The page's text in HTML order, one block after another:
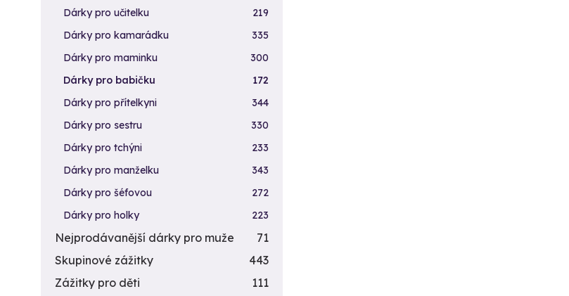
Dárky pro učitelku
219
Dárky pro kamarádku
335
Dárky pro maminku
300
Dárky pro babičku
172
Dárky pro přítelkyni
344
Dárky pro sestru
330
Dárky pro tchýni
233
Dárky pro manželku
343
Dárky pro šéfovou
272
Dárky pro holky
223
Nejprodávanější dárky pro muže
71
Skupinové zážitky
443
Zážitky pro děti
111